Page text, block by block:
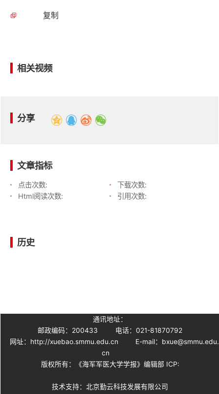
复制
相关视频
分享
文章指标
点击次数:
下载次数:
Html阅读次数:
引用次数:
历史
通讯地址：
邮政编码：200433
电话：021-81870792
网址：http://xuebao.smmu.edu.cn
E-mail：bxue@smmu.edu.
cn
版权所有：《海军军医大学学报》编辑部 ICP:
技术支持：北京勤云科技发展有限公司